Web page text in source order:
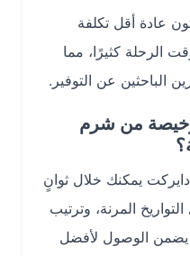
أقل تكلفة
كثيرًا، مما
عن التوفير.
من شرم
يمكنك خلال ثوانٍ
المرنة، وترتيب
الوصول لأفضل